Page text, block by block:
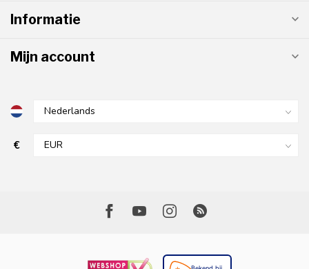
Informatie
Mijn account
€